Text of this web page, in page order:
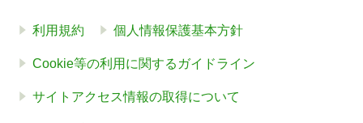
利用規約 個人情報保護基本方針
Cookie等の利用に関するガイドライン
サイトアクセス情報の取得について